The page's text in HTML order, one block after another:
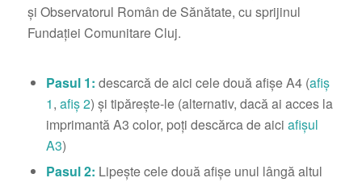
și Observatorul Român de Sănătate, cu sprijinul
Fundației Comunitare Cluj.
Pasul 1: descarcă de aici cele două afișe A4 (afiș
1, afiș 2) şi tipăreşte-le (alternativ, dacă ai acces la
imprimantă A3 color, poți descărca de aici afișul
A3)
Pasul 2: Lipeşte cele două afișe unul lângă altul